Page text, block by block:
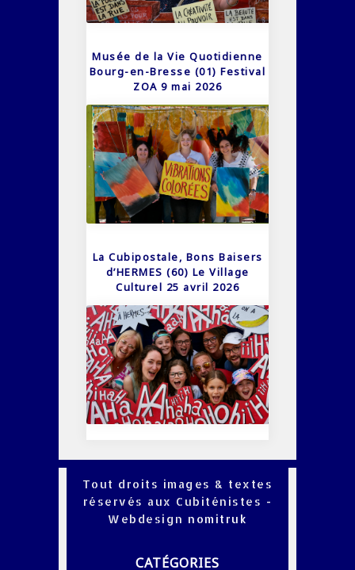
Musée de la Vie Quotidienne
Bourg-en-Bresse (01) Festival
ZOA 9 mai 2026
La Cubipostale, Bons Baisers
d’HERMES (60) Le Village
Culturel 25 avril 2026
Tout droits images & textes
réservés aux Cubiténistes -
Webdesign nomitruk
CATÉGORIES